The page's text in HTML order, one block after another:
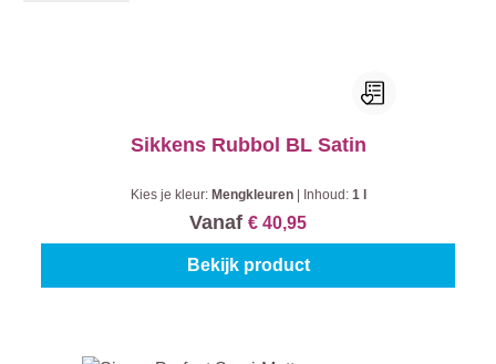
Sikkens Rubbol BL Satin
Kies je kleur: Mengkleuren Inhoud: 1 l
Vanaf € 40,95
Bekijk product